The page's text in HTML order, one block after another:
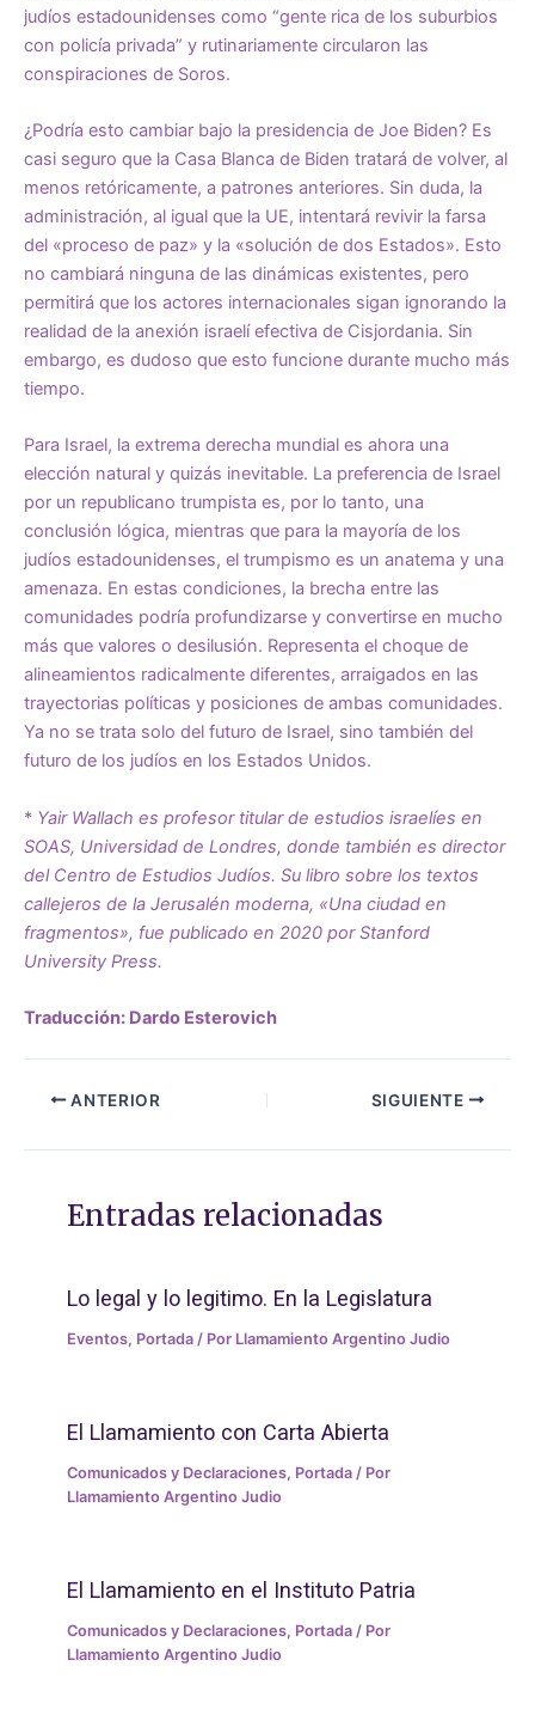
judíos estadounidenses como “gente rica de los suburbios
con policía privada” y rutinariamente circularon las
conspiraciones de Soros.
¿Podría esto cambiar bajo la presidencia de Joe Biden? Es
casi seguro que la Casa Blanca de Biden tratará de volver, al
menos retóricamente, a patrones anteriores. Sin duda, la
administración, al igual que la UE, intentará revivir la farsa
del «proceso de paz» y la «solución de dos Estados». Esto
no cambiará ninguna de las dinámicas existentes, pero
permitirá que los actores internacionales sigan ignorando la
realidad de la anexión israelí efectiva de Cisjordania. Sin
embargo, es dudoso que esto funcione durante mucho más
tiempo.
Para Israel, la extrema derecha mundial es ahora una
elección natural y quizás inevitable. La preferencia de Israel
por un republicano trumpista es, por lo tanto, una
conclusión lógica, mientras que para la mayoría de los
judíos estadounidenses, el trumpismo es un anatema y una
amenaza. En estas condiciones, la brecha entre las
comunidades podría profundizarse y convertirse en mucho
más que valores o desilusión. Representa el choque de
alineamientos radicalmente diferentes, arraigados en las
trayectorias políticas y posiciones de ambas comunidades.
Ya no se trata solo del futuro de Israel, sino también del
futuro de los judíos en los Estados Unidos.
* Yair Wallach es profesor titular de estudios israelíes en
SOAS, Universidad de Londres, donde también es director
del Centro de Estudios Judíos. Su libro sobre los textos
callejeros de la Jerusalén moderna, «Una ciudad en
fragmentos», fue publicado en 2020 por Stanford
University Press.
Traducción: Dardo Esterovich
ANTERIOR SIGUIENTE
Entradas relacionadas
Lo legal y lo legitimo. En la Legislatura
Eventos, Portada / Por Llamamiento Argentino Judio
El Llamamiento con Carta Abierta
Comunicados y Declaraciones, Portada / Por
Llamamiento Argentino Judio
El Llamamiento en el Instituto Patria
Comunicados y Declaraciones, Portada / Por
Llamamiento Argentino Judio